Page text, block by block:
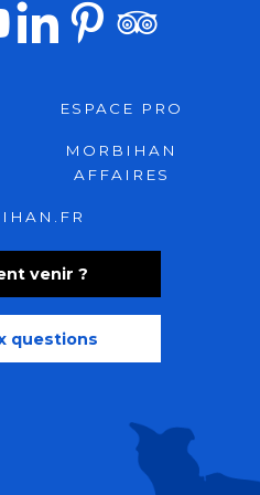
venir ?
questions
ESPACE PRO
MORBIHAN
AFFAIRES